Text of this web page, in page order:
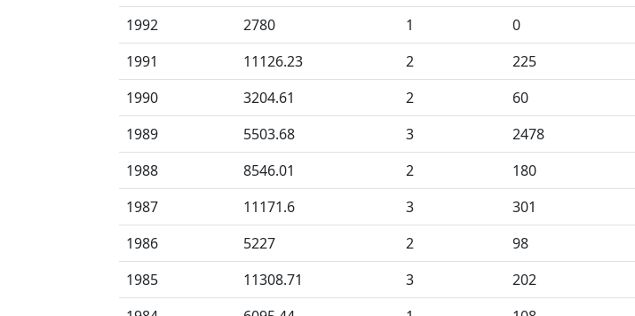
1992
2780 1 0
1991
11126.23 2 225
1990
3204.61 2 60
1989
5503.68 3 2478
1988
8546.01 2 180
1987
11171.6 3 301
1986
5227 2 98
1985
11308.71 3 202